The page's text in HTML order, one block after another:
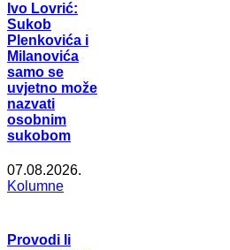
Ivo Lovrić:
Sukob
Plenkovića i
Milanovića
samo se
uvjetno može
nazvati
osobnim
sukobom
07.08.2026.
Kolumne
Provodi li